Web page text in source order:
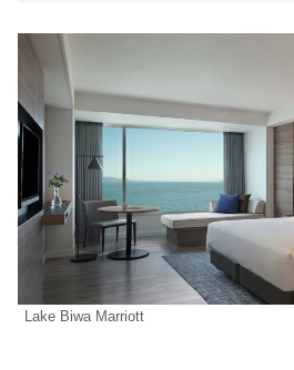
Lake Biwa Marriott